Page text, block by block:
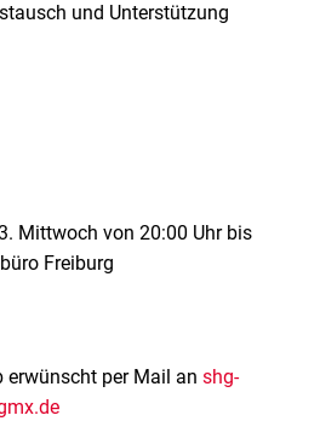
und Unterstützung
Mittwoch von 20:00 Uhr bis
Freiburg
per Mail an shg-